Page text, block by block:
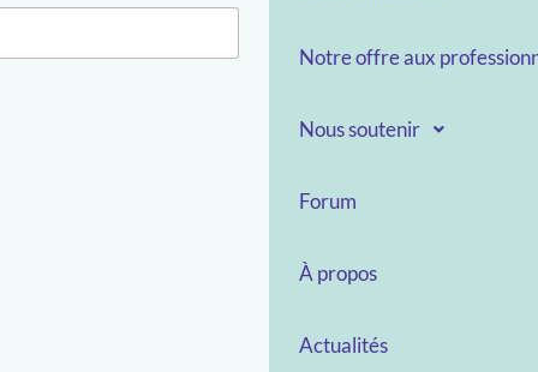
Notre offre aux
Nous soutenir
Forum
À propos
Actualités